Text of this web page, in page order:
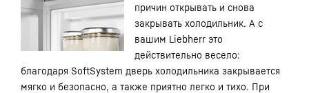
причин открывать и снова
закрывать холодильник. А с
вашим Liebherr это
действительно весело:
благодаря SoftSystem дверь холодильника закрывается
мягко и безопасно, а также приятно легко и тихо. При